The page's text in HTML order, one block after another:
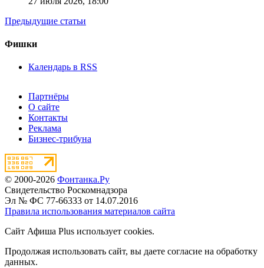
Предыдущие статьи
Фишки
Календарь в RSS
Партнёры
О сайте
Контакты
Реклама
Бизнес-трибуна
© 2000-2026 Фонтанка.Ру
Свидетельство Роскомнадзора
Эл № ФС 77-66333 от 14.07.2016
Правила использования материалов сайта
Сайт Афиша Plus использует cookies.
Продолжая использовать сайт, вы даете согласие на обработку
данных.